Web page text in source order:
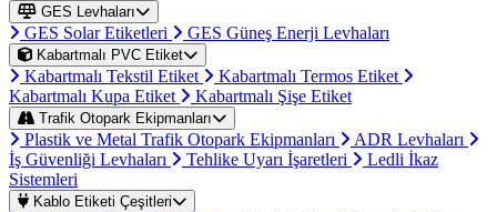
GES Levhaları
GES Solar Etiketleri GES Güneş Enerji Levhaları
Kabartmalı PVC Etiket
Kabartmalı Tekstil Etiket
Kabartmalı Termos Etiket
Kabartmalı Kupa Etiket
Kabartmalı Şişe Etiket
Trafik Otopark Ekipmanları
Plastik ve Metal Trafik Otopark Ekipmanları
ADR Levhaları
İş Güvenliği Levhaları
Tehlike Uyarı İşaretleri
Ledli İkaz
Sistemleri
Kablo Etiketi Çeşitleri